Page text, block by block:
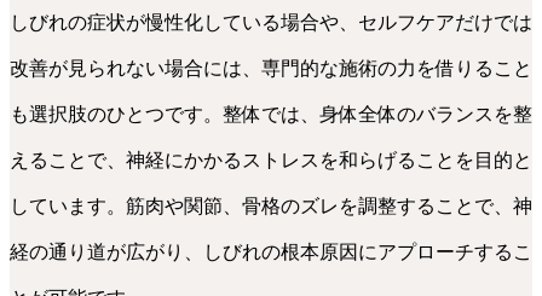
しびれの症状が慢性化している場合や、セルフケアだけでは
改善が見られない場合には、専門的な施術の力を借りること
も選択肢のひとつです。整体では、身体全体のバランスを整
えることで、神経にかかるストレスを和らげることを目的と
しています。筋肉や関節、骨格のズレを調整することで、神
経の通り道が広がり、しびれの根本原因にアプローチするこ